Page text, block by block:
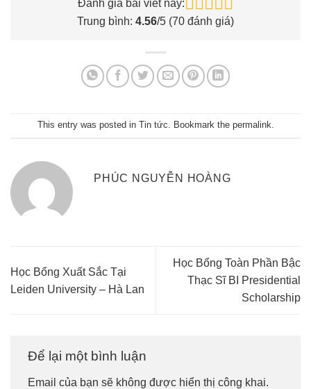
Đánh giá bài viết này:
Trung bình: 4.56/5 (70 đánh giá)
This entry was posted in Tin tức. Bookmark the permalink.
PHÚC NGUYỄN HOÀNG
Học Bổng Xuất Sắc Tại
Leiden University – Hà Lan
Học Bổng Toàn Phần Bậc
Thạc Sĩ BI Presidential
Scholarship
Để lại một bình luận
Email của bạn sẽ không được hiển thị công khai.